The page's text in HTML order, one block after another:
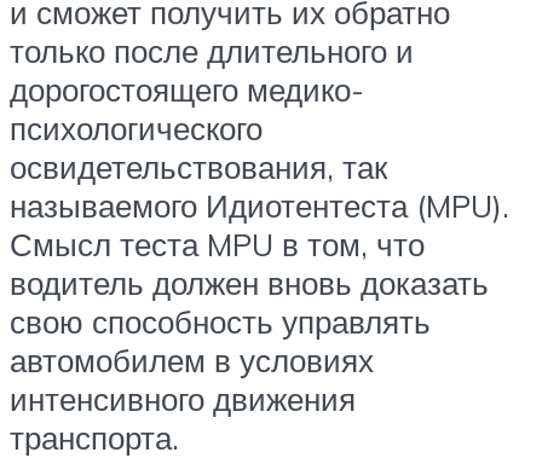
и сможет получить их обратно
только после длительного и
дорогостоящего медико-
психологического
освидетельствования, так
называемого Идиотентеста (MPU).
Смысл теста MPU в том, что
водитель должен вновь доказать
свою способность управлять
автомобилем в условиях
интенсивного движения
транспорта.